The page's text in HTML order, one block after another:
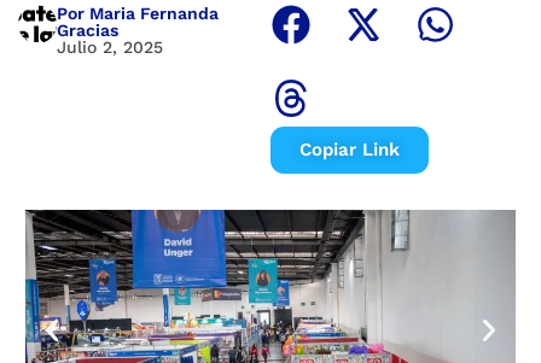
Por Maria Fernanda
Gracias
Julio 2, 2025
Copiar Link